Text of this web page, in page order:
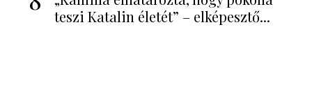
teszi Katalin életét” – elképesztő...